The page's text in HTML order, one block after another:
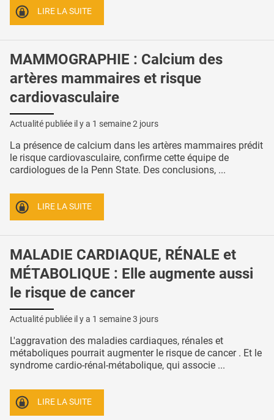
LIRE LA SUITE
MAMMOGRAPHIE : Calcium des
artères mammaires et risque
cardiovasculaire
Actualité publiée il y a 1 semaine 2 jours
La présence de calcium dans les artères mammaires prédit
le risque cardiovasculaire, confirme cette équipe de
cardiologues de la Penn State. Des conclusions, ...
LIRE LA SUITE
MALADIE CARDIAQUE, RÉNALE et
MÉTABOLIQUE : Elle augmente aussi
le risque de cancer
Actualité publiée il y a 1 semaine 3 jours
L'aggravation des maladies cardiaques, rénales et
métaboliques pourrait augmenter le risque de cancer . Et le
syndrome cardio-rénal-métabolique, qui associe ...
LIRE LA SUITE